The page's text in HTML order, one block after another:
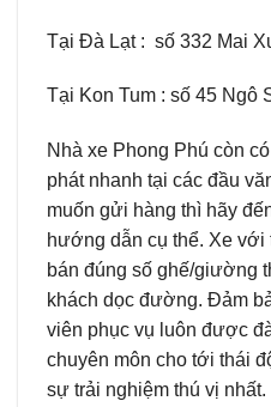
Tại Đà Lạt : số 332 Mai
Tại Kon Tum : số 45 Ngô
Nhà xe Phong Phú còn
phát nhanh tại các đầu
muốn gửi hàng thì hãy
hướng dẫn cụ thể. Xe với
bán đúng số ghế/giường
khách dọc đường. Đảm
viên phục vụ luôn được
chuyên môn cho tới thái
sự trải nghiệm thú vị nhất.